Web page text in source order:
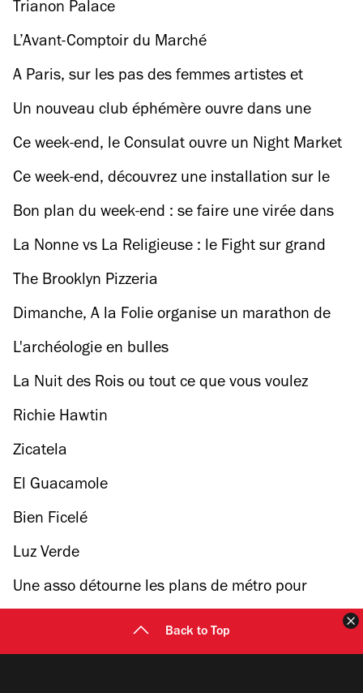
Trianon Palace
L’Avant-Comptoir du Marché
A Paris, sur les pas des femmes artistes et
révolutionnaires
Un nouveau club éphémère ouvre dans une
banque en plein cœur de Paris !
Ce week-end, le Consulat ouvre un Night Market
pendant 30 heures !
Ce week-end, découvrez une installation sur le
Rocher du Zoo de Paris
Bon plan du week-end : se faire une virée dans
un métro tropical
La Nonne vs La Religieuse : le Fight sur grand
écran !
The Brooklyn Pizzeria
Dimanche, A la Folie organise un marathon de
danse de 12 heures (en continu)
L'archéologie en bulles
La Nuit des Rois ou tout ce que vous voulez
Richie Hawtin
Zicatela
El Guacamole
Bien Ficelé
Luz Verde
Une asso détourne les plans de métro pour
Back to Top